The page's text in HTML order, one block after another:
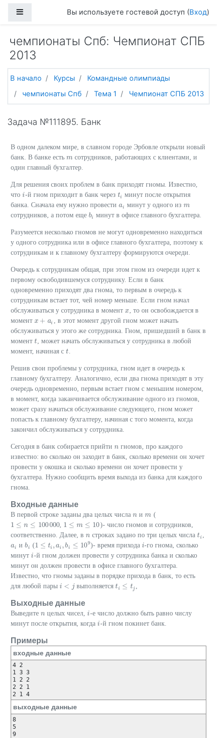
Боковая панельВы используете гостевой доступ (Вход)
чемпионаты Спб: Чемпионат СПБ
2013
В начало Курсы
Командные олимпиады
чемпионаты Спб
Тема 1 Чемпионат СПБ 2013
Задача №111895. Банк
В одном далеком мире, в славном городе Эрбовле открыли новый
банк. В банке есть m
m сотрудников, работающих с клиентами, и
один главный бухгалтер.
Для решения своих проблем в банк приходят гномы. Известно,
что i
i-й гном приходит в банк через ti
ti минут после открытия
банка. Сначала ему нужно провести ai
ai минут у одного изm
m
сотрудников, а потом еще bi
bi минут в офисе главного бухгалтера.
Разумеется несколько гномов не могут одновременно находиться
у одного сотрудника или в офисе главного бухгалтера, поэтому к
сотрудникам и к главному бухгалтеру формируются очереди.
Очередь к сотрудникам общая, при этом гном из очереди идет к
первому освободившемуся сотруднику. Если в банк
одновременно приходят два гнома, то первым в очередь к
сотрудникам встает тот, чей номер меньше. Если гном начал
обслуживаться у сотрудника в момент x
x , то он освобождается в
момент x + ai
x+ai
, в этот момент другой гном может начать
обслуживаться у этого же сотрудника. Гном, пришедший в банк в
момент t
t , может начать обслуживаться у сотрудника в любой
момент, начиная с t
t .
Решив свои проблемы у сотрудника, гном идет в очередь к
главному бухгалтеру. Аналогично, если два гнома приходят в эту
очередь одновременно, первым встает гном с меньшим номером,
в момент, когда заканчивается обслуживание одного из гномов,
может сразу начаться обслуживание следующего, гном может
попасть к главному бухгалтеру, начиная с того момента, когда
закончил обслуживаться у сотрудника.
Сегодня в банк собирается прийти n
n гномов, про каждого
известно: во сколько он заходит в банк, сколько времени он хочет
провести у окошка и сколько времени он хочет провести у
бухгалтера. Нужно сообщить время выхода из банка для каждого
гнома.
Входные данные
В первой строке заданы два целых числа n
n иm
m (
1 ≤ n ≤ 100000
1 ≤n ≤100 000 , 1 ≤ m ≤ 10
1≤m ≤10
)- число гномов и сотрудников,
соответственно. Далее, в n
n строках задано по три целых числаti
ti ,
ai
ai иbi
bi (1 ≤ ti , ai , bi ≤ 109
1≤ti ai , bi≤ 10 9 )- время прихода i
i-го гнома, сколько
минут i
i-й гном должен провести у сотрудника банка и сколько
минут он должен провести в офисе главного бухгалтера.
Известно, что гномы заданы в порядке прихода в банк, то есть
для любой пары i < j
i<j выполняетсяti ≤ tj
ti≤tj ,
Выходные данные
Выведите n
n целых чисел,i
i-е число должно быть равно числу
минут после открытия, когда i
i-й гном покинет банк.
Примеры
входные данные
4 2
1 3 3
1 2 2
2 2 1
выходные данные
8
5
9